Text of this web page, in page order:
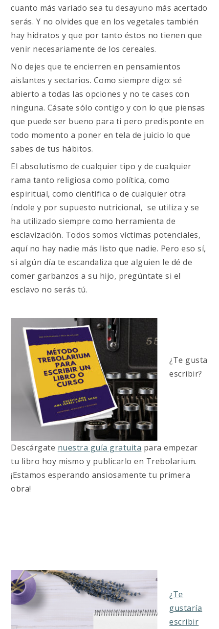
cuanto más variado sea tu desayuno más acertado
serás. Y no olvides que en los vegetales también
hay hidratos y que por tanto éstos no tienen que
venir necesariamente de los cereales.
No dejes que te encierren en pensamientos
aislantes y sectarios. Como siempre digo: sé
abierto a todas las opciones y no te cases con
ninguna. Cásate sólo contigo y con lo que piensas
que puede ser bueno para ti pero predisponte en
todo momento a poner en tela de juicio lo que
sabes de tus hábitos.
El absolutismo de cualquier tipo y de cualquier
rama tanto religiosa como política, como
espiritual, como científica o de cualquier otra
índole y por supuesto nutricional, se utiliza y se
ha utilizado siempre como herramienta de
esclavización. Todos somos víctimas potenciales,
aquí no hay nadie más listo que nadie. Pero eso sí,
si algún día te escandaliza que alguien le dé de
comer garbanzos a su hijo, pregúntate si el
esclavo no serás tú.
¿Te gusta
escribir?
Descárgate nuestra guía gratuita para empezar
tu libro hoy mismo y publicarlo en Trebolarium.
¡Estamos esperando ansiosamente tu primera
obra!
¿Te
gustaría
escribir